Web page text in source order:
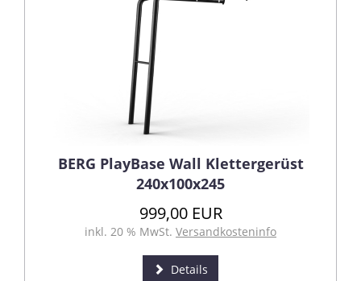
BERG PlayBase Wall Klettergerüst
240x100x245
999,00 EUR
inkl. 20 % MwSt. Versandkosteninfo
Details